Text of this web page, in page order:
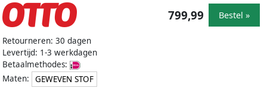
Retourneren: 30 dagen
Levertijd: 1-3 werkdagen
Betaalmethodes:
Maten:
GEWEVEN STOF
799,99 Bestel »